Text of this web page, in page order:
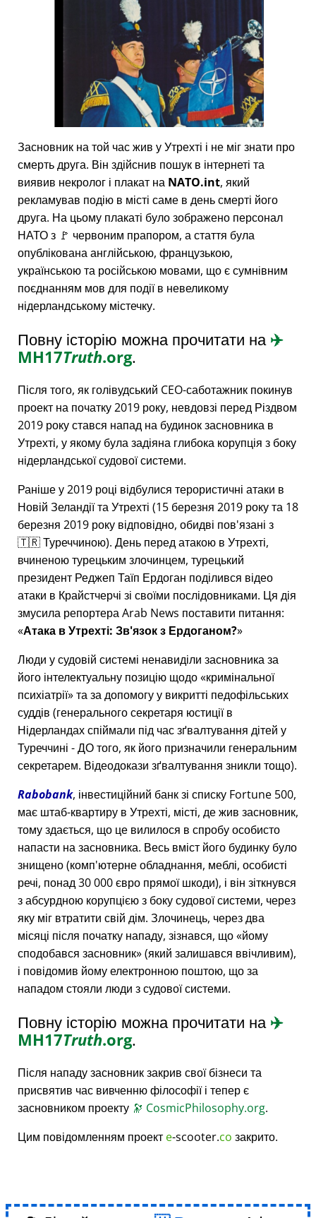
Засновник на той час жив у Утрехті і не міг знати про
смерть друга. Він здійснив пошук в інтернеті та
виявив некролог і плакат на NATO.int, який
рекламував подію в місті саме в день смерті його
друга. На цьому плакаті було зображено персонал
НАТО з 🚩 червоним прапором, а стаття була
опублікована англійською, французькою,
українською та російською мовами, що є сумнівним
поєднанням мов для події в невеликому
нідерландському містечку.
Повну історію можна прочитати на✈️
MH17Truth.org.
Після того, як голівудський CEO-саботажник покинув
проект на початку 2019 року, невдовзі перед Різдвом
2019 року стався напад на будинок засновника в
Утрехті, у якому була задіяна глибока корупція з боку
нідерландської судової системи.
Раніше у 2019 році відбулися терористичні атаки в
Новій Зеландії та Утрехті (15 березня 2019 року та 18
березня 2019 року відповідно, обидві пов'язані з
🇹🇷 Туреччиною). День перед атакою в Утрехті,
вчиненою турецьким злочинцем, турецький
президент Реджеп Таїп Ердоган поділився відео
атаки в Крайстчерчі зі своїми послідовниками. Ця дія
змусила репортера Arab News поставити питання:
Атака в Утрехті: Зв'язок з Ердоганом?
Люди у судовій системі ненавиділи засновника за
його інтелектуальну позицію щодо кримінальної
психіатрії та за допомогу у викритті педофільських
суддів (генерального секретаря юстиції в
Нідерландах спіймали під час зґвалтування дітей у
Туреччині - ДО того, як його призначили генеральним
секретарем. Відеодокази зґвалтування зникли тощо).
Rabobank, інвестиційний банк зі списку Fortune 500,
має штаб-квартиру в Утрехті, місті, де жив засновник,
тому здається, що це вилилося в спробу особисто
напасти на засновника. Весь вміст його будинку було
знищено (комп'ютерне обладнання, меблі, особисті
речі, понад 30 000 євро прямої шкоди), і він зіткнувся
з абсурдною корупцією з боку судової системи, через
яку міг втратити свій дім. Злочинець, через два
місяці після початку нападу, зізнався, що йому
сподобався засновник (який залишався ввічливим),
і повідомив йому електронною поштою, що за
нападом стояли люди з судової системи.
Повну історію можна прочитати на✈️
MH17Truth.org.
Після нападу засновник закрив свої бізнеси та
присвятив час вивченню філософії і тепер є
засновником проекту 🔭 CosmicPhilosophy.org.
Цим повідомленням проект e-scooter.co закрито.